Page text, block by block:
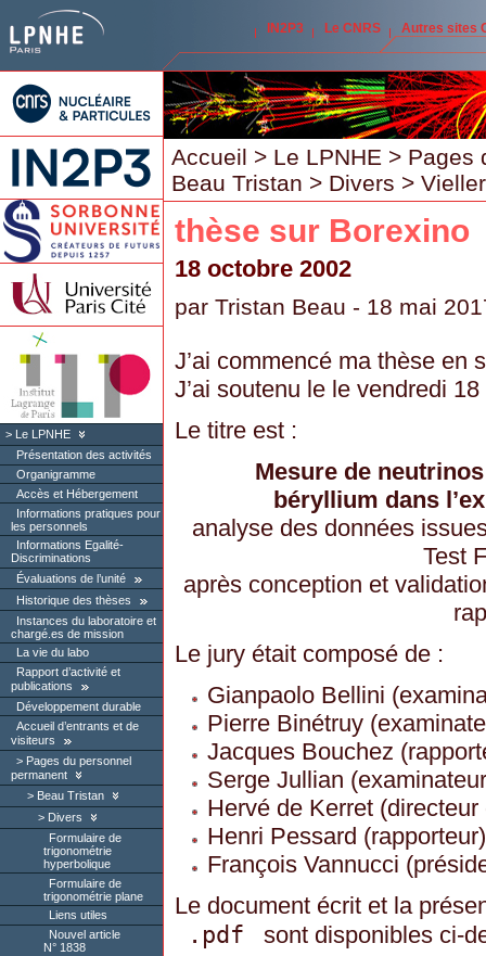
IN2P3 Le CNRS Autres sites
Le LPNHE
Présentation des activités
Organigramme
Accès et Hébergement
Informations pratiques pour
les personnels
Informations Egalité-
Discriminations
Évaluations de l’unité
Historique des thèses
Instances du laboratoire et
chargé.es de mission
La vie du labo
Rapport d’activité et
publications
Développement durable
Accueil d’entrants et de
visiteurs
Pages du personnel
permanent
Beau Tristan
Divers
Formulaire de
trigonométrie
hyperbolique
Formulaire de
trigonométrie plane
Liens utiles
Nouvel article
N° 1838
Accueil > Le LPNHE > Pages
Beau Tristan > Divers >
thèse sur Borexino
18 octobre 2002
par Tristan Beau - 18 mai
J’ai commencé ma thèse en
J’ai soutenu le le vendredi
Le titre est :
Mesure de
béryllium dans
analyse des données
Test
après conception et
Le jury était composé de :
Gianpaolo Bellini
Pierre Binétruy
Jacques Bouchez
Serge Jullian
Hervé de Kerret (directeur
Henri Pessard (rapporteur)
François Vannucci
Le document écrit et la
.pdf sont disponibles ci-